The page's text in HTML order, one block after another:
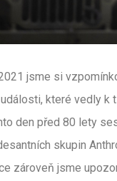
jsme si
které vedly k
den před 80 lety
skupin
zároveň jsme